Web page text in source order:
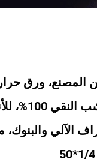
المصنع، ورق